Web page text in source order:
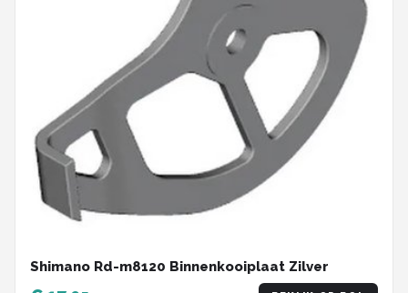
Shimano Rd-m8120 Binnenkooiplaat Zilver